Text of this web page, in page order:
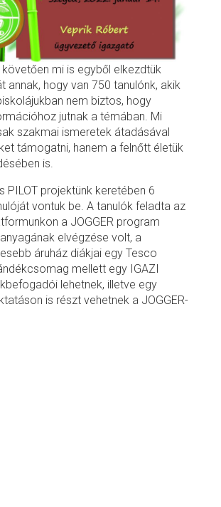
mi is egyből elkezdtük
annak, hogy van 750 tanulónk, akik
nem biztos, hogy
jutnak a témában. Mi
szakmai ismeretek átadásával
támogatni, hanem a felnőtt életük
is.
PILOT projektünk keretében 6
vontuk be. A tanulók feladta az
a JOGGER program
elvégzése volt, a
áruház diákjai egy Tesco
mellett egy IGAZI
lehetnek, illetve egy
is részt vehetnek a JOGGER-